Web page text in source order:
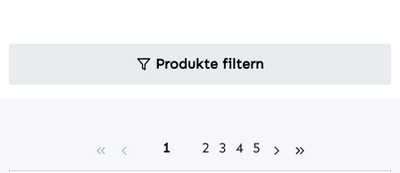
Produkte filtern
Seite
1 Seite
2 Seite
3 Seite
4 Seite
5